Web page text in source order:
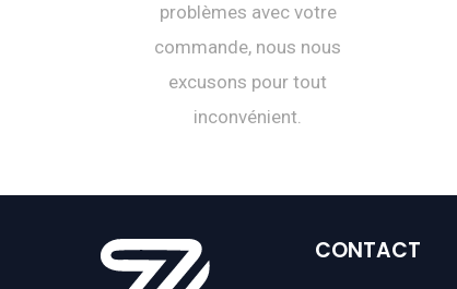
problèmes avec votre
commande, nous nous
excusons pour tout
inconvénient.
CONTACT